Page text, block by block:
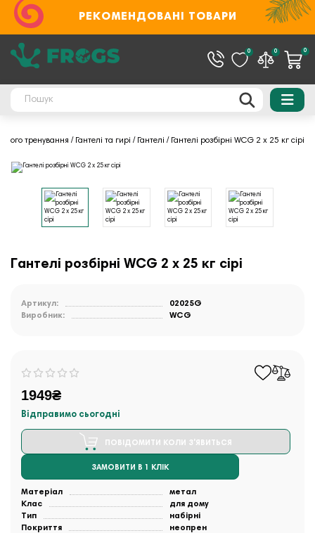
РЕКОМЕНДОВАНІ ТОВАРИ
0 0 0
тренування Гантелі та гирі Гантелі Гантелі розбірні WCG 2 х 25 кг сірі
Гантелі розбірні WCG 2 х 25 кг сірі
Артикул:
02025G
Виробник:
WCG
1949₴
Відправимо сьогодні
ПОВІДОМИТИ КОЛИ З'ЯВИТЬСЯ
ЗАМОВИТИ В 1 КЛІК
Матеріал
метал
Клас
для дому
Тип
набірні
Покриття
неопрен